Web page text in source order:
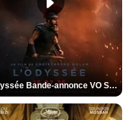
L'Odyssée Bande-annonce VO STFR